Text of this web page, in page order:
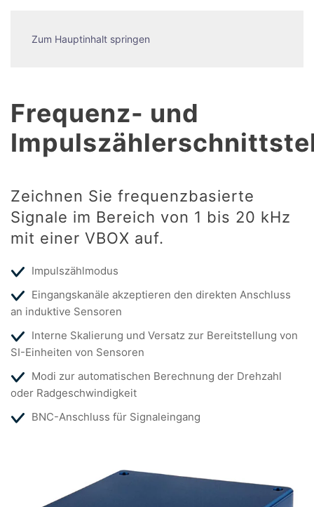
Zum Hauptinhalt springen
Frequenz- und
Zeichnen Sie frequenzbasierte
Signale im Bereich von 1 bis 20 kHz
mit einer VBOX auf.
Impulszählmodus
Eingangskanäle akzeptieren den direkten Anschluss
an induktive Sensoren
Interne Skalierung und Versatz zur Bereitstellung von
SI-Einheiten von Sensoren
Modi zur automatischen Berechnung der Drehzahl
oder Radgeschwindigkeit
BNC-Anschluss für Signaleingang